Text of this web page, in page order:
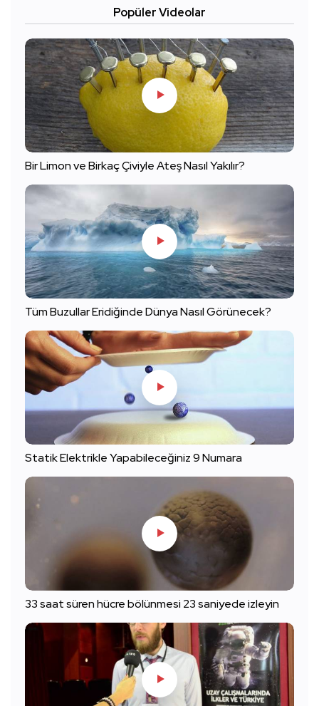
Popüler Videolar
Bir Limon ve Birkaç Çiviyle Ateş Nasıl Yakılır?
Tüm Buzullar Eridiğinde Dünya Nasıl Görünecek?
Statik Elektrikle Yapabileceğiniz 9 Numara
33 saat süren hücre bölünmesi 23 saniyede izleyin